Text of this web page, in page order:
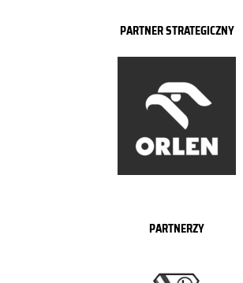
PARTNER STRATEGICZNY
PARTNERZY